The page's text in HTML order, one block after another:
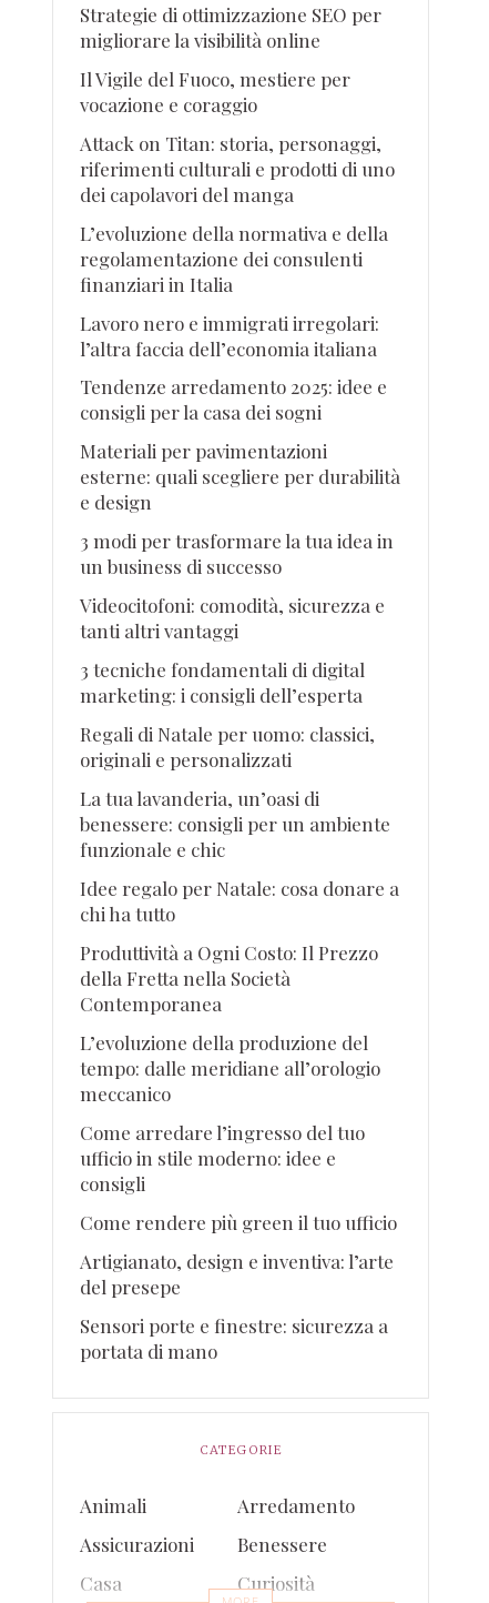
Strategie di ottimizzazione SEO per
migliorare la visibilità online
Il Vigile del Fuoco, mestiere per
vocazione e coraggio
Attack on Titan: storia, personaggi,
riferimenti culturali e prodotti di uno
dei capolavori del manga
L’evoluzione della normativa e della
regolamentazione dei consulenti
finanziari in Italia
Lavoro nero e immigrati irregolari:
l’altra faccia dell’economia italiana
Tendenze arredamento 2025: idee e
consigli per la casa dei sogni
Materiali per pavimentazioni
esterne: quali scegliere per durabilità
e design
3 modi per trasformare la tua idea in
un business di successo
Videocitofoni: comodità, sicurezza e
tanti altri vantaggi
3 tecniche fondamentali di digital
marketing: i consigli dell’esperta
Regali di Natale per uomo: classici,
originali e personalizzati
La tua lavanderia, un’oasi di
benessere: consigli per un ambiente
funzionale e chic
Idee regalo per Natale: cosa donare a
chi ha tutto
Produttività a Ogni Costo: Il Prezzo
della Fretta nella Società
Contemporanea
L’evoluzione della produzione del
tempo: dalle meridiane all’orologio
meccanico
Come arredare l’ingresso del tuo
ufficio in stile moderno: idee e
consigli
Come rendere più green il tuo ufficio
Artigianato, design e inventiva: l’arte
del presepe
Sensori porte e finestre: sicurezza a
portata di mano
CATEGORIE
Animali
Arredamento
Assicurazioni
Benessere
Casa
Curiosità